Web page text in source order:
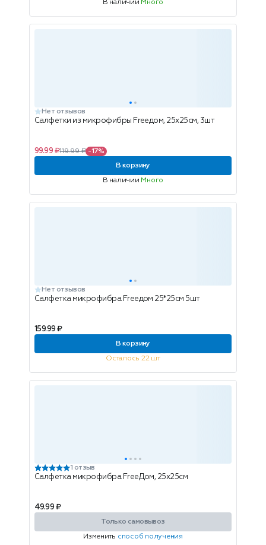
В наличии Много
Нет отзывов
Салфетки из микрофибры Freeдом, 25х25см, 3шт
99.99 ₽119.99 ₽ -17%
В корзину
В наличии Много
Нет отзывов
Салфетка микрофибра Freeдом 25*25см 5шт
159.99 ₽
В корзину
Осталось 22 шт
1 отзыв
Салфетка микрофибра FreeДом, 25х25см
49.99 ₽
Только самовывоз
Изменить способ получения